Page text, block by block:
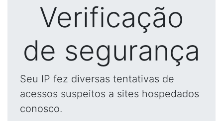
Verificação
de segurança
Seu IP fez diversas tentativas de
acessos suspeitos a sites hospedados
conosco.